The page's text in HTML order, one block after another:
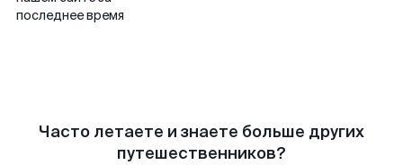
последнее время
Часто летаете и знаете больше других
путешественников?